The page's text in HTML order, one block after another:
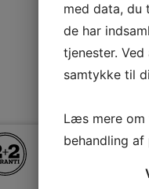
med data, du
de har
tjenester.
samtykke til
Læs mere om
behandling af